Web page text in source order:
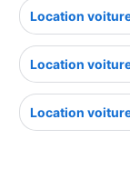
Location
Location
Location